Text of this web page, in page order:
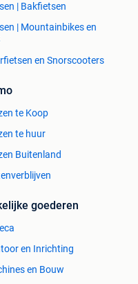
(DTVM)
in Bavegem,
Elke fiets wordt
transparante info én
Handmade banden en
fietsen alleen maar
| Bakfietsen
| Mountainbikes en
en Snorscooters
te Koop
te huur
Buitenland
goederen
en Inrichting
en Bouw